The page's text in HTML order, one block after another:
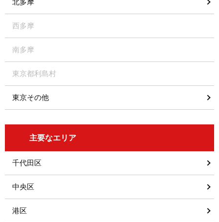
北多摩
西多摩
南多摩
東京都利島村
東京その他
主要なエリア
千代田区
中央区
港区